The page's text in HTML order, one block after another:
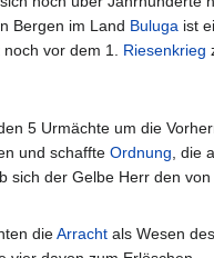
Bergen im Land Buluga ist
vor dem 1. Riesenkrieg
5 Urmächte um die
und schaffte Ordnung, die
sich der Gelbe Herr den
dieArracht als Wesen